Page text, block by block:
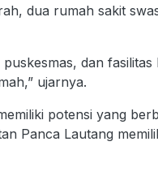
dua rumah sakit
dan
ujarnya.
potensi yang
Panca Lautang